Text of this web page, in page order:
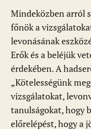
Mindeközben arról
főnök a
levonásának
Erők és a beléjük
érdekében. A
„Kötelességünk
vizsgálatokat,
tanulságokat, hogy
előrelépést, hogy a